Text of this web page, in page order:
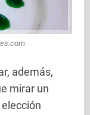
además,
mirar un